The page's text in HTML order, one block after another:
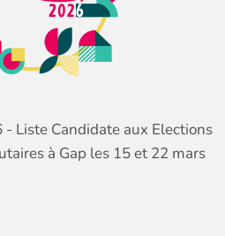
Liste Candidate aux Elections
à Gap les 15 et 22 mars